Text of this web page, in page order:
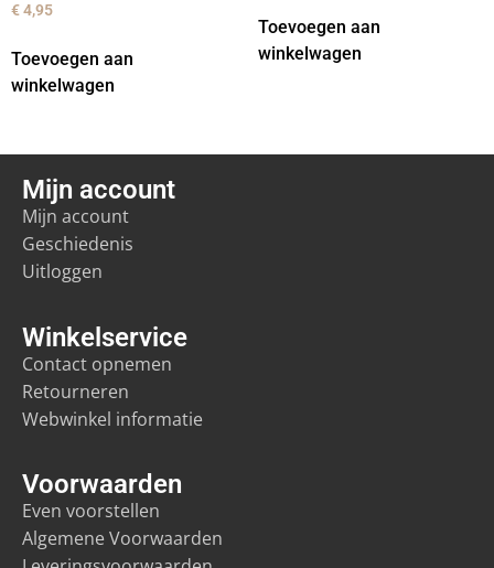
€4,95
Toevoegen aan
winkelwagen
Toevoegen aan
winkelwagen
Voorwaarden
Even voorstellen
Algemene Voorwaarden
Winkelservice
Contact opnemen
Retourneren
Webwinkel informatie
Mijn account
Mijn account
Geschiedenis
Uitloggen